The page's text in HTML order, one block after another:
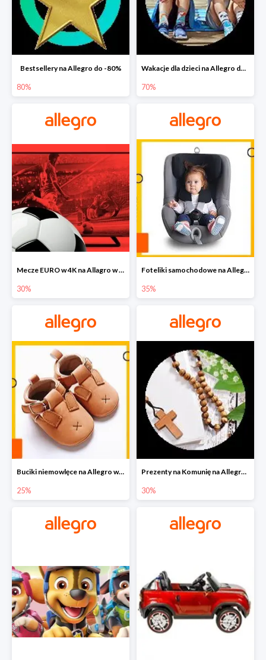
Bestsellery na Allegro do -80%
80%
Wakacje dla dzieci na Allegro do -70%
70%
Mecze EURO w 4K na Allagro w super cenach
30%
Foteliki samochodowe na Allegro w super cenach
35%
Buciki niemowlęce na Allegro w super cenach
25%
Prezenty na Komunię na Allegro do -30%
30%